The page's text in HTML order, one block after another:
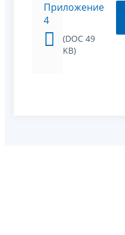
Приложение
4
(DOC 49
KB)